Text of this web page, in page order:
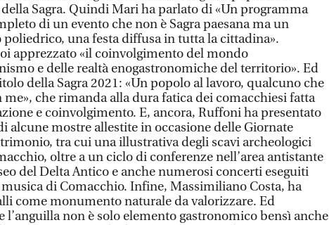
Sagra. Quindi Mari ha parlato di «Un programma
di un evento che non è Sagra paesana ma un
una festa diffusa in tutta la cittadina».
apprezzato «il coinvolgimento del mondo
e delle realtà enogastronomiche del territorio». Ed
della Sagra 2021: «Un popolo al lavoro, qualcuno che
me», che rimanda alla dura fatica dei comacchiesi fatta
e coinvolgimento. E, ancora, Ruffoni ha presentato
alcune mostre allestite in occasione delle Giornate
tra cui una illustrativa degli scavi archeologici
oltre a un ciclo di conferenze nell’area antistante
del Delta Antico e anche numerosi concerti eseguiti
di Comacchio. Infine, Massimiliano Costa, ha
come monumento naturale da valorizzare. Ed
l’anguilla non è solo elemento gastronomico bensì anche